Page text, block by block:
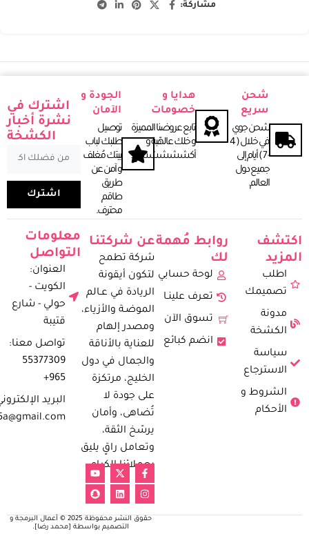
مشاركة:
شحن
سريع
شحن جوي
في خلال ( 4
- 7 ) أيـام إلى
جميع دول
العـالم.
هدايا و
خصومات
تابع عروضنا المميزة
و خلك عالهّبة و
أكشششششخ.
الجودة و
الآمان
توصيل
طلبك لباب
بيتك مُغلف
و آمن عن
طريق
طاقم
محترف.
اشترك في
نشرة أخبار
الكشخة
اشترك
اكتشف
المزيد
اطلب
تصميمك
مدونة
الكشخة
سياسة
الاسترجاع
الشروط و
الأحكام
روابط مُهمة
لك
لوحة حسابي
تعرف علينـا
تسوق الآن
انضم كبائع
عن شركتنـا
شركة تطمح
لتكون أيقونة
الريادة في عـالم
الموضـة والأزياء،
ومصدر إلهام
للعناية بالأناقة
والجمال في دول
الخليج، مرتكزة
على جودة لا
تُضاهى، وأمان
يرسّخ الثقة،
وتعامل راقٍ يليق
بعملائنا الكرام.
معلومات
التواصل
العنوان:
الكويت -
حولي - شارع
قتيبة
تواصل معنا:
55377309
965+
البريد
حقوق النشر محفوظة 2025 © أعمال البرمجة و
التصميم بواسطة [محمد رضا].